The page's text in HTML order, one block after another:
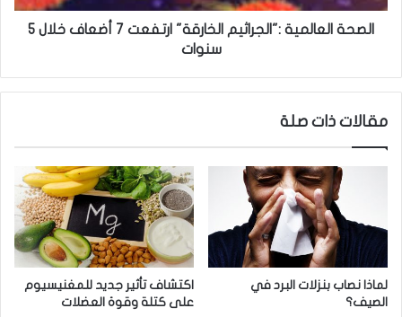
م
س
و
ف
ي
ك
ا
"
ث
ا
الصحة العالمية :"الجراثيم الخارقة" ارتفعت 7 أضعاف خلال 5
سنوات
مقالات ذات صلة
لماذا نصاب بنزلات البرد في
الصيف؟
اكتشاف تأثير جديد للمغنيسيوم
على كتلة وقوة العضلات